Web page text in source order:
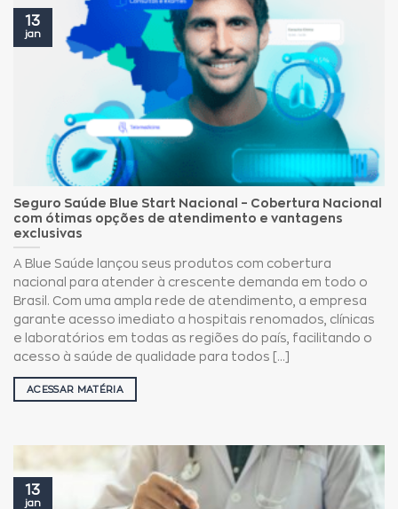
Seguro Saúde Blue Start Nacional – Cobertura Nacional
com ótimas opções de atendimento e vantagens
exclusivas
A Blue Saúde lançou seus produtos com cobertura
nacional para atender à crescente demanda em todo o
Brasil. Com uma ampla rede de atendimento, a empresa
garante acesso imediato a hospitais renomados, clínicas
e laboratórios em todas as regiões do país, facilitando o
acesso à saúde de qualidade para todos [...]
ACESSAR MATÉRIA
13
jan
13
jan